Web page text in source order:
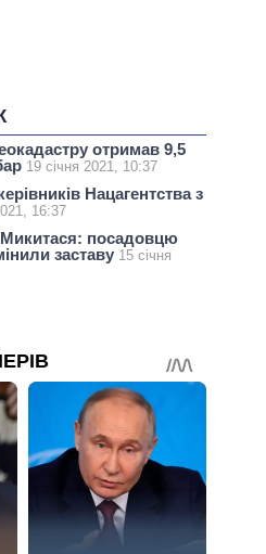
отримав 9,5
19 січня 2021, 10:37
Нацагентства з
16:37
Микитася: посадовцю
заставу 15 січня